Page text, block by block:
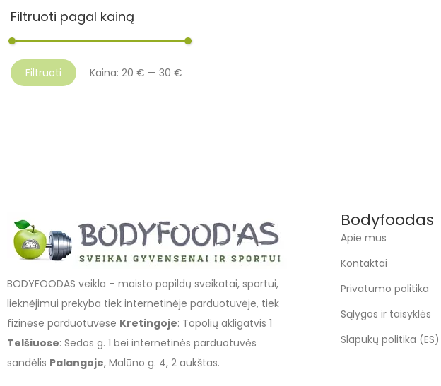
Filtruoti pagal kainą
Filtruoti Kaina: 20 € — 30 €
BODYFOODAS veikla – maisto papildų sveikatai, sportui,
lieknėjimui prekyba tiek internetinėje parduotuvėje, tiek
fizinėse parduotuvėse Kretingoje: Topolių akligatvis 1
Telšiuose: Sedos g. 1 bei internetinės parduotuvės
sandėlis Palangoje, Malūno g. 4, 2 aukštas.
Bodyfoodas
Apie mus
Kontaktai
Privatumo politika
Sąlygos ir taisyklės
Slapukų politika (ES)